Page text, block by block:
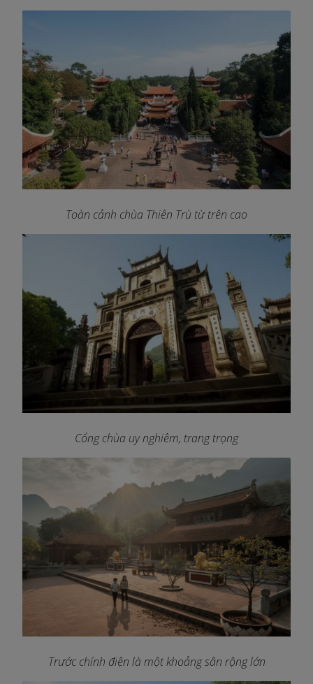
Toàn cảnh chùa Thiên Trù từ trên cao
Cổng chùa uy nghiêm, trang trọng
Trước chính điện là một khoảng sân rộng lớn